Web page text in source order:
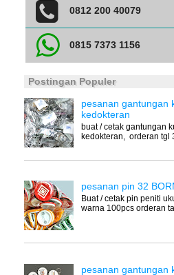
0812 200 40079
0815 7373 1156
Postingan Populer
pesanan gantungan
kedokteran
buat / cetak gantungan
kedokteran, orderan tgl
pesanan pin 32
Buat / cetak pin peniti
warna 100pcs orderan
pesanan gantungan